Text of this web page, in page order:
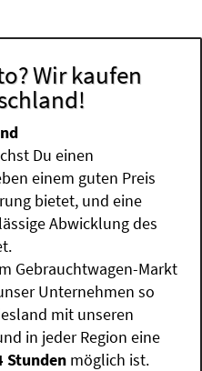
Wir kaufen
Du einen
einem guten Preis
bietet, und eine
Abwicklung des
Gebrauchtwagen-Markt
Unternehmen so
mit unseren
in jeder Region eine
Stunden möglich ist.